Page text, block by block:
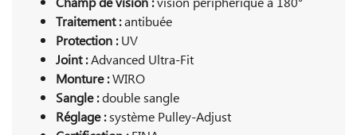
Traitement :antibuée
Protection :UV
Joint :Advanced Ultra-Fit
Monture :WIRO
Sangle :double sangle
Réglage :système Pulley-Adjust